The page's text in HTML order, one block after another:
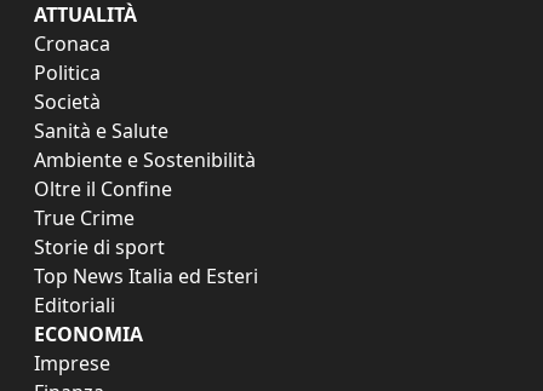
ATTUALITÀ
Cronaca
Politica
Società
Sanità e Salute
Ambiente e Sostenibilità
Oltre il Confine
True Crime
Storie di sport
Top News Italia ed Esteri
Editoriali
ECONOMIA
Imprese